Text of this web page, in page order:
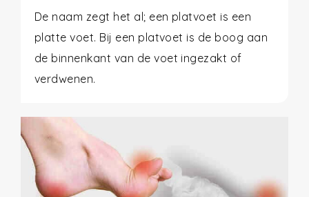
De naam zegt het al; een platvoet is een
platte voet. Bij een platvoet is de boog aan
de binnenkant van de voet ingezakt of
verdwenen.